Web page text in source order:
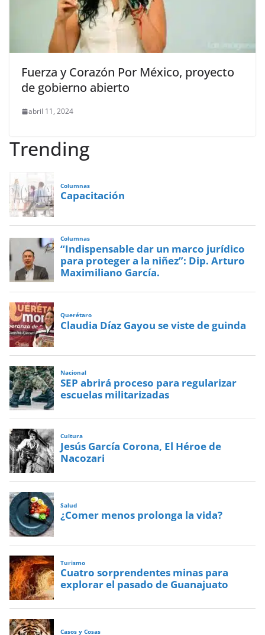
Fuerza y Corazón Por México, proyecto
de gobierno abierto
abril 11, 2024
Trending